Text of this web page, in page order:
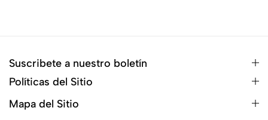
Suscribete a nuestro boletín
Políticas del Sitio
Mapa del Sitio